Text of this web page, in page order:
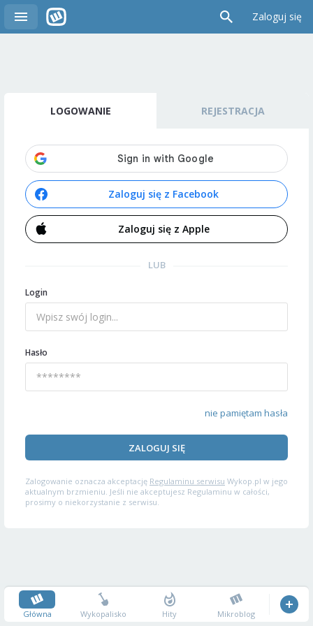
Zaloguj się
LOGOWANIE REJESTRACJA
Zaloguj się z Facebook
Zaloguj się z Apple
LUB
Login
Hasło
nie pamiętam hasła
ZALOGUJ SIĘ
Zalogowanie oznacza akceptację Regulaminu serwisu Wykop.pl w jego
aktualnym brzmieniu. Jeśli nie akceptujesz Regulaminu w całości,
prosimy o niekorzystanie z serwisu.
Główna Wykopalisko Hity Mikroblog